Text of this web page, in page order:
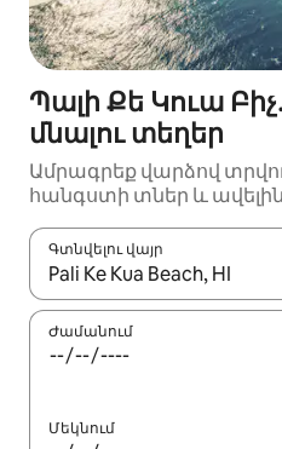
Պալի Քե Կուա
մնալու տեղեր
Ամրագրեք վարձով
հանգստի տներ և ավելին
Գտնվելու վայր
Երբ արդյունքները
Ժամանում
Մեկնում